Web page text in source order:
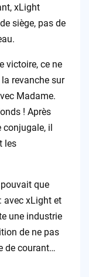
xLight
siège, pas de
victoire, ce ne
revanche sur
Madame.
! Après
conjugale, il
les
que
avec xLight et
une industrie
de ne pas
de courant…